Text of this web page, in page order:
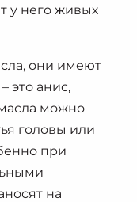
у него живых
они имеют
это анис,
можно
головы или
при
на